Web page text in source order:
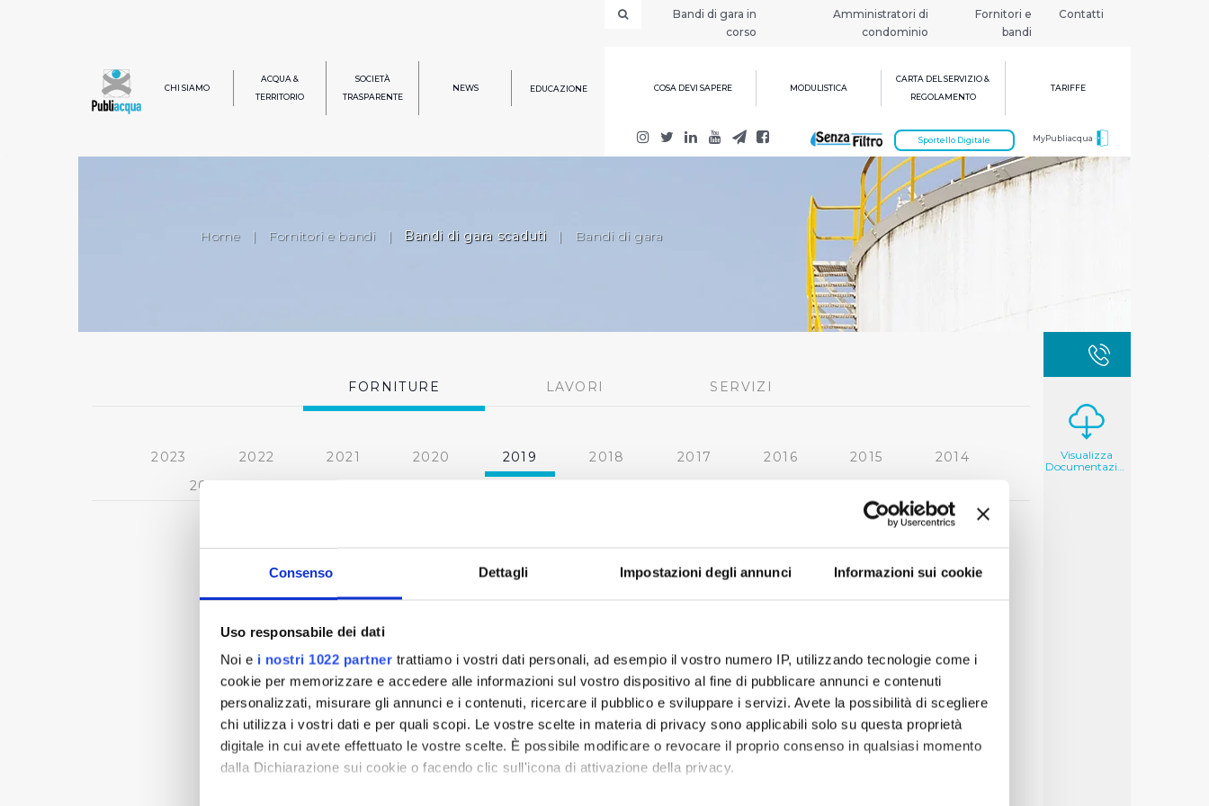
Consenso Dettagli Impostazioni degli annunci Informazioni sui cookie
Uso responsabile dei dati
Noi e i nostri 1022 partner trattiamo i vostri dati personali, ad esempio il vostro numero IP, utilizzando tecnologie come i
cookie per memorizzare e accedere alle informazioni sul vostro dispositivo al fine di pubblicare annunci e contenuti
personalizzati, misurare gli annunci e i contenuti, ricercare il pubblico e sviluppare i servizi. Avete la possibilità di scegliere
chi utilizza i vostri dati e per quali scopi. Le vostre scelte in materia di privacy sono applicabili solo su questa proprietà
digitale in cui avete effettuato le vostre scelte. È possibile modificare o revocare il proprio consenso in qualsiasi momento
dalla Dichiarazione sui cookie o facendo clic sull'icona di attivazione della privacy.
Bandi di gara in
corso
Amministratori di
condominio
Fornitori e
bandi
Contatti
CHI SIAMO
ACQUA &
TERRITORIO
SOCIETÀ
TRASPARENTE
NEWS EDUCAZIONE COSA DEVI SAPERE MODULISTICA
CARTA DEL SERVIZIO &
REGOLAMENTO
TARIFFE
MyPubliacqua
Sportello Digitale
Home | Fornitori e bandi | Bandi di gara scaduti | Bandi di gara
FORNITURE LAVORI SERVIZI
2023 2022 2021 2020 2019 2018 2017 2016 2015
2014
2013
« prima ‹ precedente 1 2 3
Visualizza
Documentazione